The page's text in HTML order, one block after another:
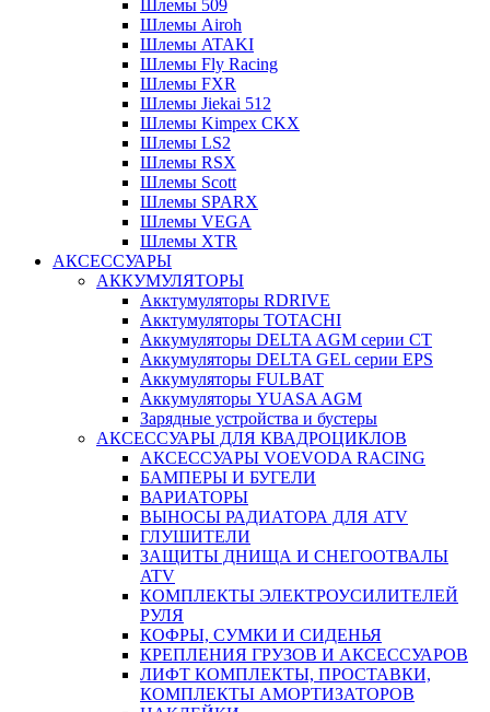
Шлемы 509
Шлемы Airoh
Шлемы ATAKI
Шлемы Fly Racing
Шлемы FXR
Шлемы Jiekai 512
Шлемы Kimpex CKX
Шлемы LS2
Шлемы RSX
Шлемы Scott
Шлемы SPARX
Шлемы VEGA
Шлемы XTR
АКСЕССУАРЫ
АККУМУЛЯТОРЫ
Акктумуляторы RDRIVE
Акктумуляторы TOTACHI
Аккумуляторы DELTA AGM серии CT
Аккумуляторы DELTA GEL серии EPS
Аккумуляторы FULBAT
Аккумуляторы YUASA AGM
Зарядные устройства и бустеры
АКСЕССУАРЫ ДЛЯ КВАДРОЦИКЛОВ
АКСЕССУАРЫ VOEVODA RACING
БАМПЕРЫ И БУГЕЛИ
ВАРИАТОРЫ
ВЫНОСЫ РАДИАТОРА ДЛЯ ATV
ГЛУШИТЕЛИ
ЗАЩИТЫ ДНИЩА И СНЕГООТВАЛЫ
ATV
КОМПЛЕКТЫ ЭЛЕКТРОУСИЛИТЕЛЕЙ
РУЛЯ
КОФРЫ, СУМКИ И СИДЕНЬЯ
КРЕПЛЕНИЯ ГРУЗОВ И АКСЕССУАРОВ
ЛИФТ КОМПЛЕКТЫ, ПРОСТАВКИ,
КОМПЛЕКТЫ АМОРТИЗАТОРОВ